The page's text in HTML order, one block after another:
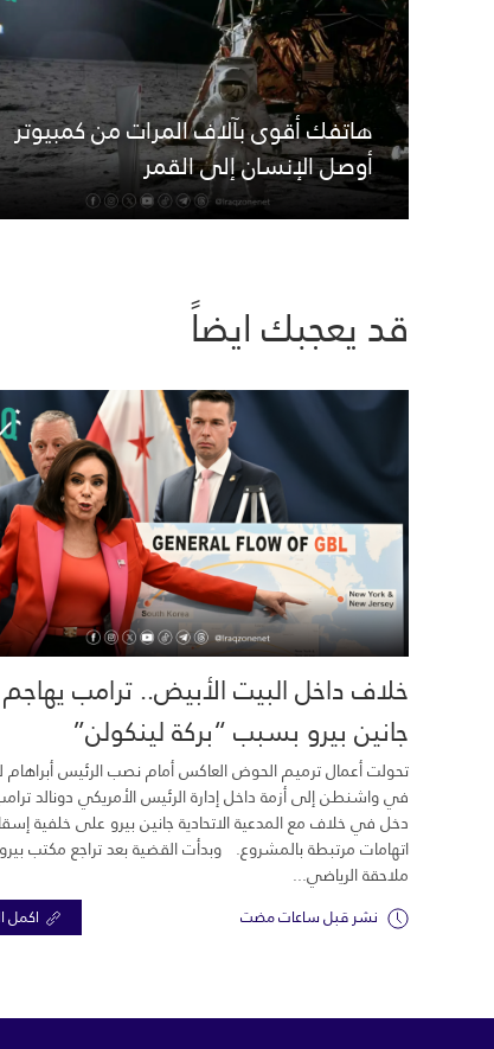
هاتفك أقوى بآلاف المرات من كمبيوتر
أوصل الإنسان إلى القمر
قد يعجبك ايضاً
خلاف داخل البيت الأبيض.. ترامب يهاجم
جانين بيرو بسبب “بركة لينكولن”
تحولت أعمال ترميم الحوض العاكس أمام نصب الرئيس أبراهام
في واشنطن إلى أزمة داخل إدارة الرئيس الأمريكي دونالد
دخل في خلاف مع المدعية الاتحادية جانين بيرو على خلفية
اتهامات مرتبطة بالمشروع. وبدأت القضية بعد تراجع مكتب
ملاحقة الرياضي...
نشر قبل ساعات مضت اكمل